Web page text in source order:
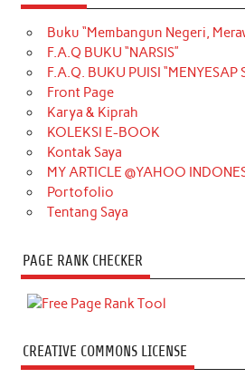
Buku “Membangun Negeri,
F.A.Q BUKU “NARSIS”
F.A.Q. BUKU PUISI “MENYESAP
Front Page
Karya & Kiprah
KOLEKSI E-BOOK
Kontak Saya
MY ARTICLE @YAHOO
Portofolio
Tentang Saya
PAGE RANK CHECKER
CREATIVE COMMONS LICENSE